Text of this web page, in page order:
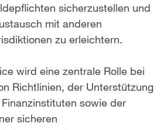
sicherzustellen und
mit anderen
zu erleichtern.
wird eine zentrale Rolle bei
Richtlinien, der Unterstützung
sowie der
sicheren